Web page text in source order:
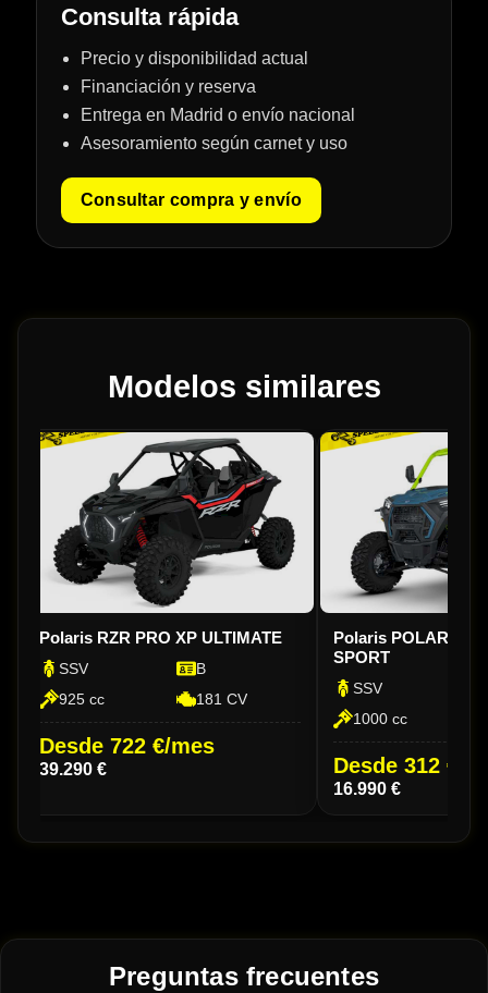
Consulta rápida
Precio y disponibilidad actual
Financiación y reserva
Entrega en Madrid o envío nacional
Asesoramiento según carnet y uso
Consultar compra y envío
Modelos similares
Polaris RZR PRO XP ULTIMATE
SSV
B
925 cc
181 CV
Desde 722 €/mes
39.290 €
Polaris POLARIS
SPORT
SSV
1000 cc
Desde 312 €/
16.990 €
Preguntas frecuentes